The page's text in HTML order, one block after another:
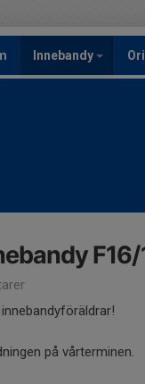
Innebandy
F16/
på vårterminen.